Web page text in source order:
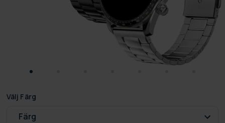
Välj Färg
Färg